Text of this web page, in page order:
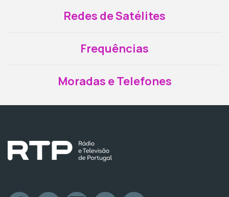
Redes de Satélites
Frequências
Moradas e Telefones